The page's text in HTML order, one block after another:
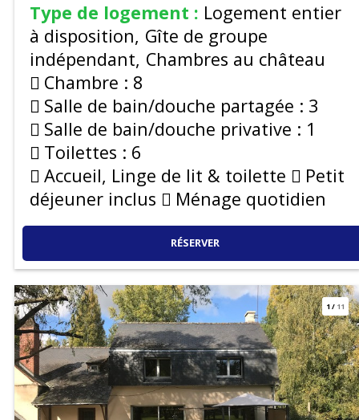
Type de logement : Logement entier
à disposition Gîte de groupe
indépendant Chambres au château
Chambre : 8
Salle de bain/douche partagée : 3
Salle de bain/douche privative : 1
Toilettes : 6
Accueil, Linge de lit & toilette
Petit
déjeuner inclus
Ménage quotidien
RÉSERVER
1/ 11